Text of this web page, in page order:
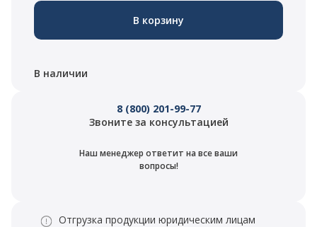
В корзину
В наличии
8 (800) 201-99-77
Звоните за консультацией
Наш менеджер ответит на все ваши
вопросы!
Отгрузка продукции юридическим лицам